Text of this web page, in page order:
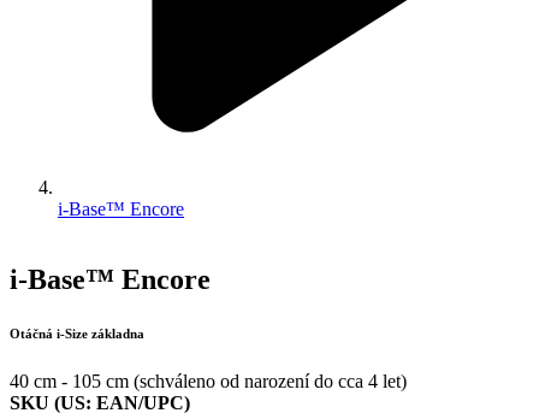
i-Base™ Encore
i-Base™ Encore
Otáčná i-Size základna
40 cm - 105 cm (schváleno od narození do cca 4 let)
SKU (US: EAN/UPC)